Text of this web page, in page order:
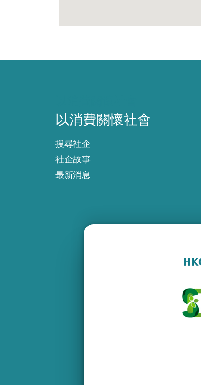
以消費關懷社會
搜尋社企
社企故事
最新消息